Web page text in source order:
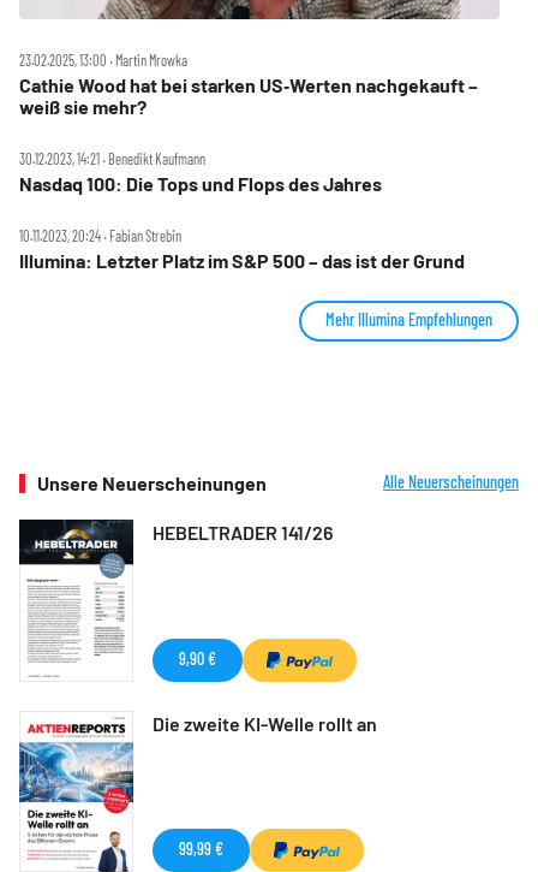
23.02.2025, 13:00 ‧ Martin Mrowka
Cathie Wood hat bei starken US‑Werten nachgekauft –
weiß sie mehr?
30.12.2023, 14:21 ‧ Benedikt Kaufmann
Nasdaq 100: Die Tops und Flops des Jahres
10.11.2023, 20:24 ‧ Fabian Strebin
Illumina: Letzter Platz im S&P 500 – das ist der Grund
Mehr Illumina Empfehlungen
Unsere Neuerscheinungen Alle Neuerscheinungen
HEBELTRADER 141/26
9,90 €
Die zweite KI-Welle rollt an
99,99 €